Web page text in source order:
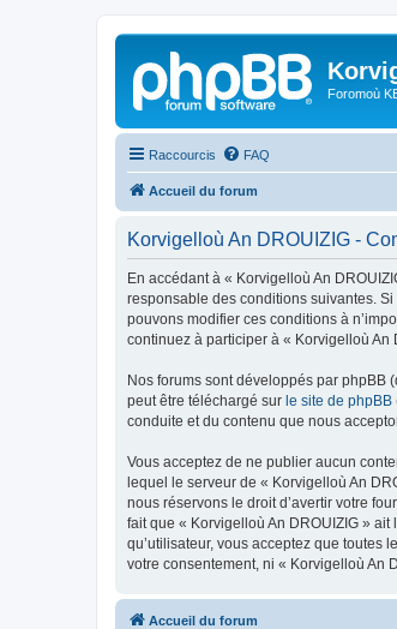
Foromoù
Raccourcis FAQ
Accueil du forum
Korvigelloù An DROUIZIG -
En accédant à « Korvigelloù An
responsable des conditions suivantes.
pouvons modifier ces conditions à
continuez à participer à « Korvigelloù An
Nos forums sont développés par phpBB
peut être téléchargé sur le site de phpBB
conduite et du contenu que nous
Vous acceptez de ne publier aucun
lequel le serveur de « Korvigelloù An
nous réservons le droit d’avertir votre
fait que « Korvigelloù An DROUIZIG »
qu’utilisateur, vous acceptez que toutes
votre consentement, ni « Korvigelloù An
Accueil du forum